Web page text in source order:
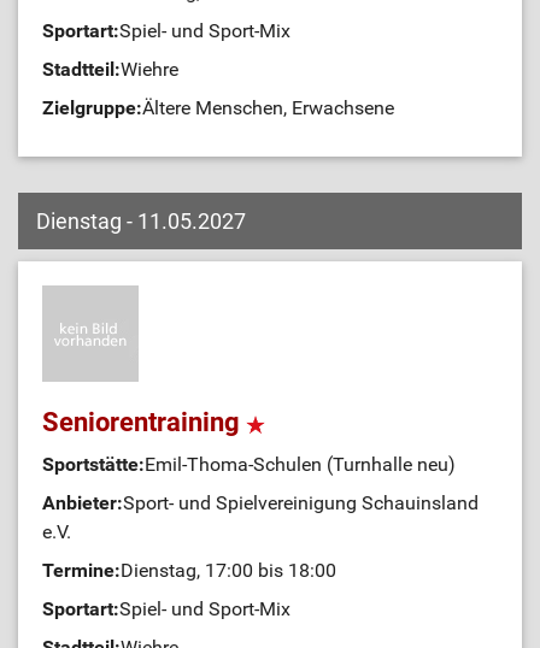
Sportart:Spiel- und Sport-Mix
Stadtteil:Wiehre
Zielgruppe:Ältere Menschen, Erwachsene
Dienstag - 11.05.2027
Seniorentraining
Sportstätte:Emil-Thoma-Schulen (Turnhalle neu)
Anbieter:Sport- und Spielvereinigung Schauinsland
e.V.
Termine:Dienstag, 17:00 bis 18:00
Sportart:Spiel- und Sport-Mix